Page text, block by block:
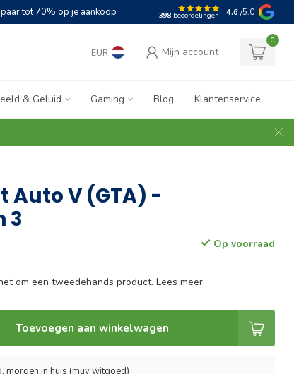
tot 70% op je aankoop 398 beoordelingen 4.6 /5.0
EUR Mijn account
0
& Geluid Gaming Blog Klantenservice
Auto V (GTA) -
3
Op voorraad
om een tweedehands product.Lees meer.
Toevoegen aan winkelwagen
morgen in huis (muv witgoed)